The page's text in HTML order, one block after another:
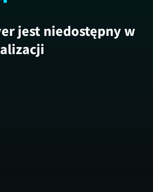
jest niedostępny w